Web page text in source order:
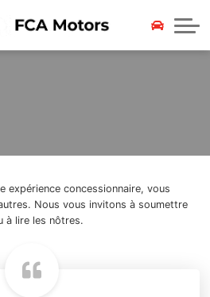
Service
Finance
Contact
Contact Us
expérience concessionnaire, vous
Nous vous invitons à soumettre
à lire les nôtres.